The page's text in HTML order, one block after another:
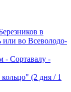
в
во Всеволодо-
- Сортавалу -
(2 дня / 1